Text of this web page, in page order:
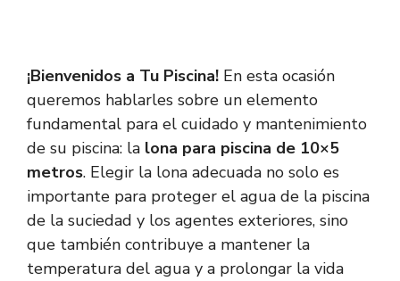
¡Bienvenidos a Tu Piscina! En esta ocasión
queremos hablarles sobre un elemento
fundamental para el cuidado y mantenimiento
de su piscina: la lona para piscina de 10×5
metros. Elegir la lona adecuada no solo es
importante para proteger el agua de la piscina
de la suciedad y los agentes exteriores, sino
que también contribuye a mantener la
temperatura del agua y a prolongar la vida